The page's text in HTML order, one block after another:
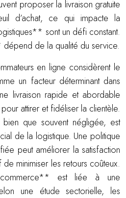
proposer la livraison gratuite
d’achat, ce qui impacte la
sont un défi constant.
de la qualité du service.
en ligne considèrent le
un facteur déterminant dans
livraison rapide et abordable
attirer et fidéliser la clientèle.
que souvent négligée, est
de la logistique. Une politique
peut améliorer la satisfaction
de minimiser les retours coûteux.
est liée à une
une étude sectorielle, les